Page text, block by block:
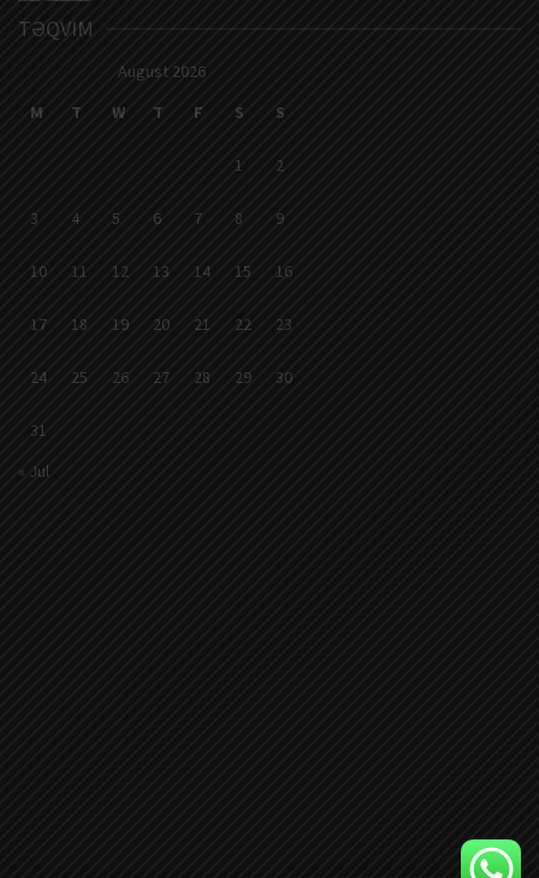
TƏQVIM
August 2026
M
T W T F S S
1 2
3 4 5 6 7 8 9
10 11 12 13 14 15 16
17 18 19 20 21 22 23
24 25 26 27 28 29 30
31
« Jul